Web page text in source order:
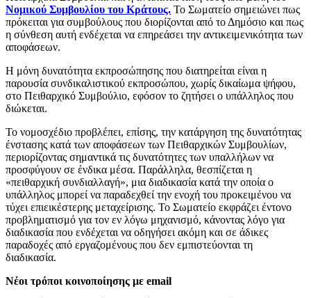
Νομικού Συμβουλίου του Κράτους. Το Σωματείο σημειώνει πως
πρόκειται για συμβούλους που διορίζονται από το Δημόσιο και πως
η σύνθεση αυτή ενδέχεται να επηρεάσει την αντικειμενικότητα των
αποφάσεων.
Η μόνη δυνατότητα εκπροσώπησης που διατηρείται είναι η
παρουσία συνδικαλιστικού εκπροσώπου, χωρίς δικαίωμα ψήφου,
στο Πειθαρχικό Συμβούλιο, εφόσον το ζητήσει ο υπάλληλος που
διώκεται.
Το νομοσχέδιο προβλέπει, επίσης, την κατάργηση της δυνατότητας
ένστασης κατά των αποφάσεων των Πειθαρχικών Συμβουλίων,
περιορίζοντας σημαντικά τις δυνατότητες των υπαλλήλων να
προσφύγουν σε ένδικα μέσα. Παράλληλα, θεσπίζεται η
«πειθαρχική συνδιαλλαγή», μια διαδικασία κατά την οποία ο
υπάλληλος μπορεί να παραδεχθεί την ενοχή του προκειμένου να
τύχει επιεικέστερης μεταχείρισης. Το Σωματείο εκφράζει έντονο
προβληματισμό για τον εν λόγω μηχανισμό, κάνοντας λόγο για
διαδικασία που ενδέχεται να οδηγήσει ακόμη και σε άδικες
παραδοχές από εργαζομένους που δεν εμπιστεύονται τη
διαδικασία.
Νέοι τρόποι κοινοποίησης με email